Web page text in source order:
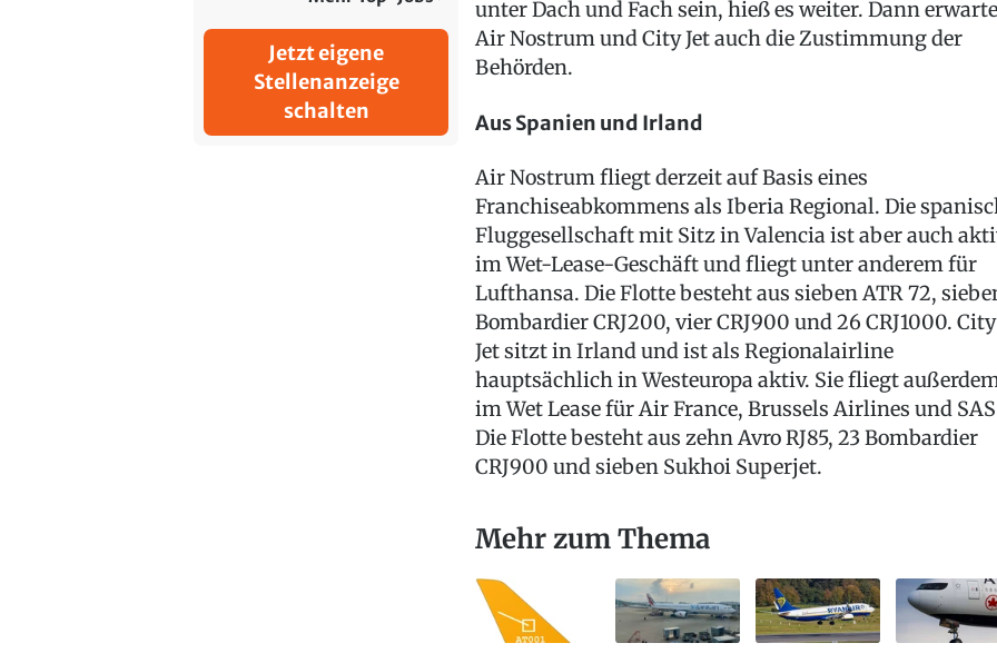
Jetzt eigene
Stellenanzeige
schalten
unter Dach und Fach sein, hieß es weiter. Dann
Air Nostrum und City Jet auch die Zustimmung der
Behörden.
Aus Spanien und Irland
Air Nostrum fliegt derzeit auf Basis eines
Franchiseabkommens als Iberia Regional. Die
Fluggesellschaft mit Sitz in Valencia ist aber auch
im Wet-Lease-Geschäft und fliegt unter anderem für
Lufthansa. Die Flotte besteht aus sieben ATR 72,
Bombardier CRJ200, vier CRJ900 und 26 CRJ1000. City
Jet sitzt in Irland und ist als Regionalairline
hauptsächlich in Westeuropa aktiv. Sie fliegt
im Wet Lease für Air France, Brussels Airlines und
Die Flotte besteht aus zehn Avro RJ85, 23 Bombardier
CRJ900 und sieben Sukhoi Superjet.
Mehr zum Thema